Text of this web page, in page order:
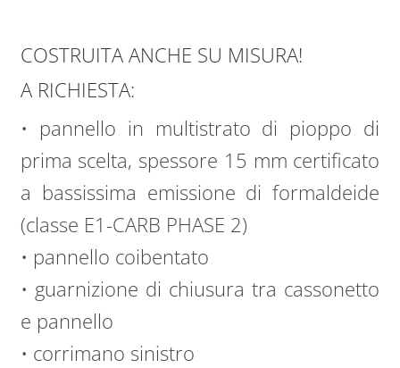
COSTRUITA ANCHE SU MISURA!
A RICHIESTA:
• pannello in multistrato di pioppo di
prima scelta, spessore 15 mm certificato
a bassissima emissione di formaldeide
(classe E1-CARB PHASE 2)
• pannello coibentato
• guarnizione di chiusura tra cassonetto
e pannello
• corrimano sinistro